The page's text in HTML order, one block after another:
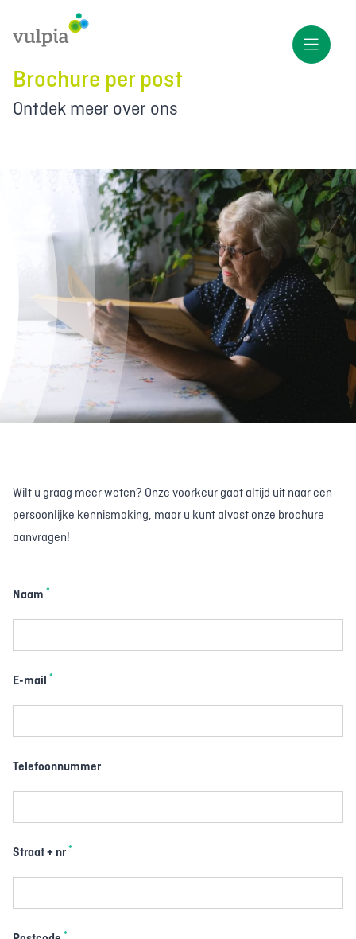
Brochure per post
Ontdek meer over ons
Wilt u graag meer weten? Onze voorkeur gaat altijd uit naar een
persoonlijke kennismaking, maar u kunt alvast onze brochure
aanvragen!
Naam *
E-mail *
Telefoonnummer
Straat + nr *
*